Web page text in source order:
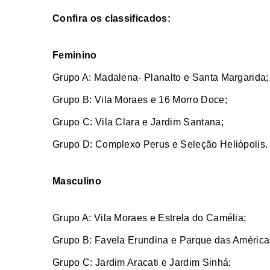
Confira os classificados:
Feminino
Grupo A: Madalena- Planalto e Santa Margarida;
Grupo B: Vila Moraes e 16 Morro Doce;
Grupo C: Vila Clara e Jardim Santana;
Grupo D: Complexo Perus e Seleção Heliópolis.
Masculino
Grupo A: Vila Moraes e Estrela do Camélia;
Grupo B: Favela Erundina e Parque das
Grupo C: Jardim Aracati e Jardim Sinhá;